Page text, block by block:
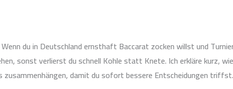
du in Deutschland ernsthaft Baccarat zocken willst und
sonst verlierst du schnell Kohle statt Knete. Ich erkläre kurz,
zusammenhängen, damit du sofort bessere Entscheidungen